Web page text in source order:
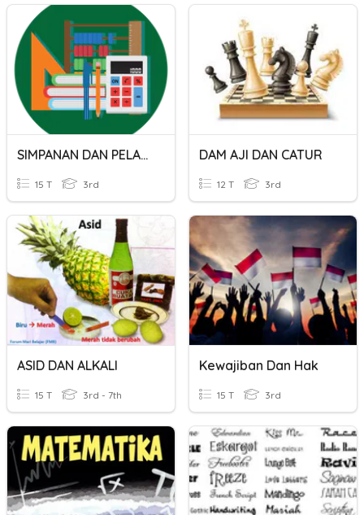
SIMPANAN DAN PELABURAN
15 T 3rd
DAM AJI DAN CATUR
12 T 3rd
ASID DAN ALKALI
15 T 3rd - 7th
Kewajiban Dan Hak
15 T 3rd